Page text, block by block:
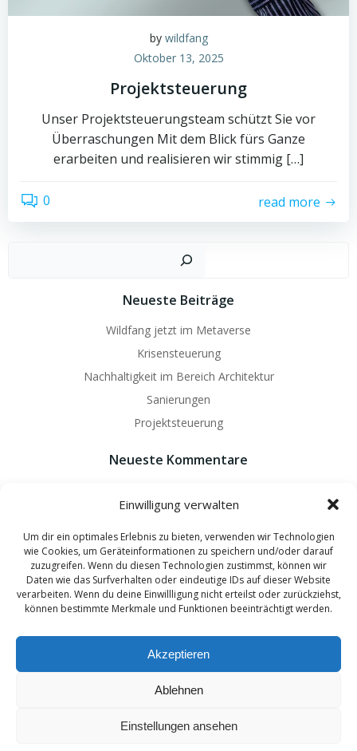
Einwilligung verwalten
Um dir ein optimales Erlebnis zu bieten, verwenden wir Technologien
wie Cookies, um Geräteinformationen zu speichern und/oder darauf
zuzugreifen. Wenn du diesen Technologien zustimmst, können wir
Daten wie das Surfverhalten oder eindeutige IDs auf dieser Website
verarbeiten. Wenn du deine Einwillligung nicht erteilst oder zurückziehst,
können bestimmte Merkmale und Funktionen beeinträchtigt werden.
Akzeptieren
Ablehnen
Einstellungen ansehen
by wildfang
Oktober 13, 2025
Projektsteuerung
Unser Projektsteuerungsteam schützt Sie vor
Überraschungen Mit dem Blick fürs Ganze
erarbeiten und realisieren wir stimmig […]
0 read more
Neueste Beiträge
Wildfang jetzt im Metaverse
Krisensteuerung
Nachhaltigkeit im Bereich Architektur
Sanierungen
Projektsteuerung
Neueste Kommentare
© 2026 Wildfang Architekten - Ingenieure. Created by
hannover-technik.deandmixters.net